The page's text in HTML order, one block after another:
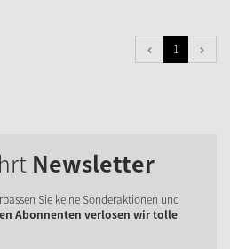
1
Newsletter
Sie keine Sonderaktionen und
Abonnenten verlosen wir tolle